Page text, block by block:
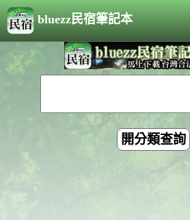
bluezz民宿筆記本
開分類查詢